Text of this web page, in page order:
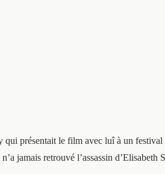
qui présentait le film avec luî à un
jamais retrouvé l’assassin d’Elisabeth